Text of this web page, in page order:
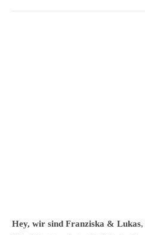
Hey, wir sind Franziska & Lukas